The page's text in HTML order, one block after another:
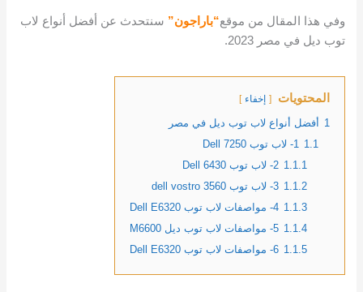
وفي هذا المقال من موقع“باراجون” سنتحدث عن أفضل أنواع لاب
توب ديل في مصر 2023.
المحتويات إخفاء
1 أفضل أنواع لاب توب ديل في مصر
1.1
1- لاب توب Dell 7250
1.1.1 2- لاب توب Dell 6430
1.1.2 3- لاب توب dell vostro 3560
1.1.3 4- مواصفات لاب توب Dell E6320
1.1.4 5- مواصفات لاب توب ديل M6600
1.1.5 6- مواصفات لاب توب Dell E6320